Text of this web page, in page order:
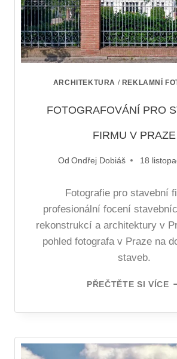
ARCHITEKTURA / REKLAMNÍ
FOTOGRAFOVÁNÍ PRO
FIRMU V PRAZE
Od Ondřej Dobiáš 18
Fotografie pro stavební
profesionální focení
rekonstrukcí a architektury v
pohled fotografa v Praze na
staveb.
PŘEČTĚTE SI VÍCE